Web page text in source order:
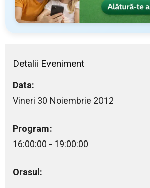
Detalii Eveniment
Data:
Vineri 30 Noiembrie 2012
Program:
16:00:00 - 19:00:00
Orasul: